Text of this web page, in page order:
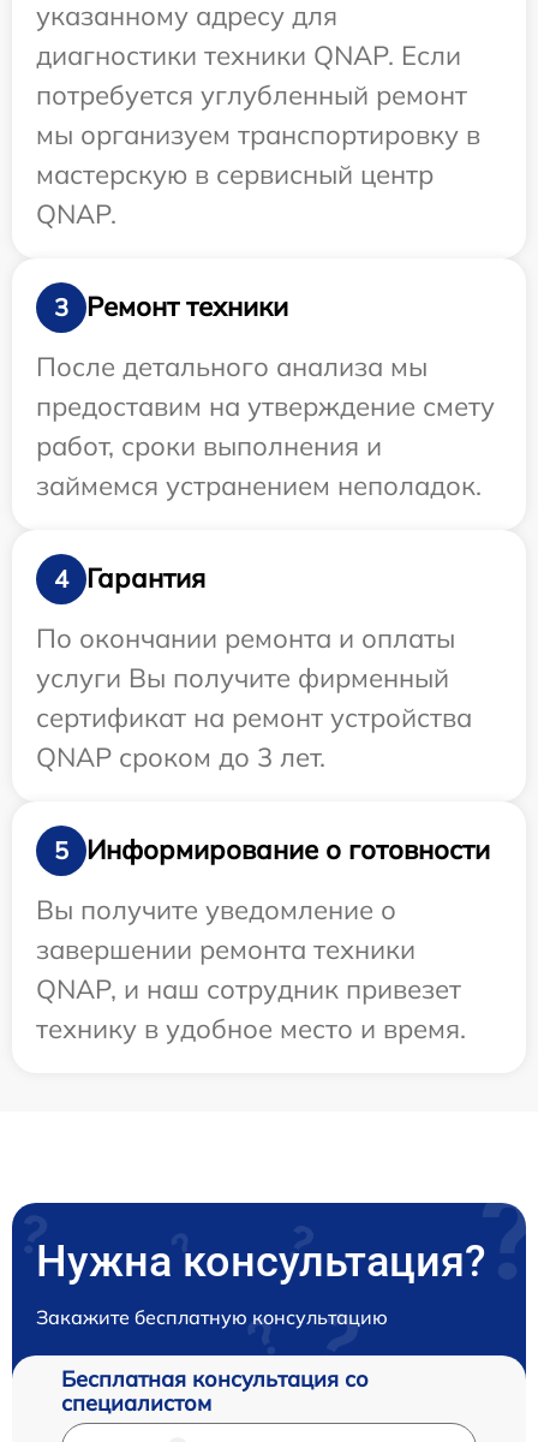
указанному адресу для
диагностики техники QNAP. Если
потребуется углубленный ремонт
мы организуем транспортировку в
мастерскую в сервисный центр
QNAP.
3
Ремонт техники
После детального анализа мы
предоставим на утверждение смету
работ, сроки выполнения и
займемся устранением неполадок.
4
Гарантия
По окончании ремонта и оплаты
услуги Вы получите фирменный
сертификат на ремонт устройства
QNAP сроком до 3 лет.
5
Информирование о готовности
Вы получите уведомление о
завершении ремонта техники
QNAP, и наш сотрудник привезет
технику в удобное место и время.
Нужна консультация?
Закажите бесплатную консультацию
Бесплатная консультация со
специалистом